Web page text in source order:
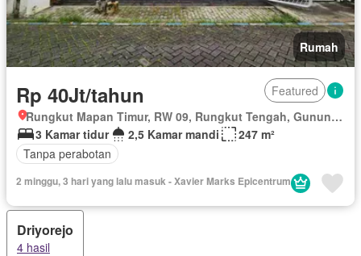
Rumah
Rp 40Jt/tahun
Featured
Rungkut Mapan Timur, RW 09, Rungkut Tengah, Gunung Anyar, Surabaya, Jawa Timur
3 Kamar tidur
2,5 Kamar mandi
247 m²
Tanpa perabotan
2 minggu, 3 hari yang lalu masuk - Xavier Marks Epicentrum
Driyorejo
4 hasil